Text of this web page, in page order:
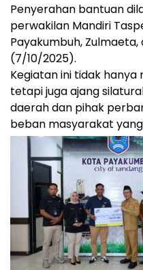
Penyerahan bantuan
perwakilan Mandiri
Payakumbuh,
(7/10/2025).
Kegiatan ini tidak
tetapi juga ajang
daerah dan pihak
beban masyarakat